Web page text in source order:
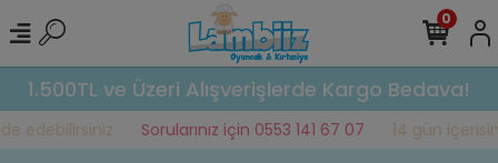
1.500TL ve Üzeri Alışverişlerde Kargo Bedava!
edebilirsiniz Sorularınız için 0553 141 67 07 14 gün
0